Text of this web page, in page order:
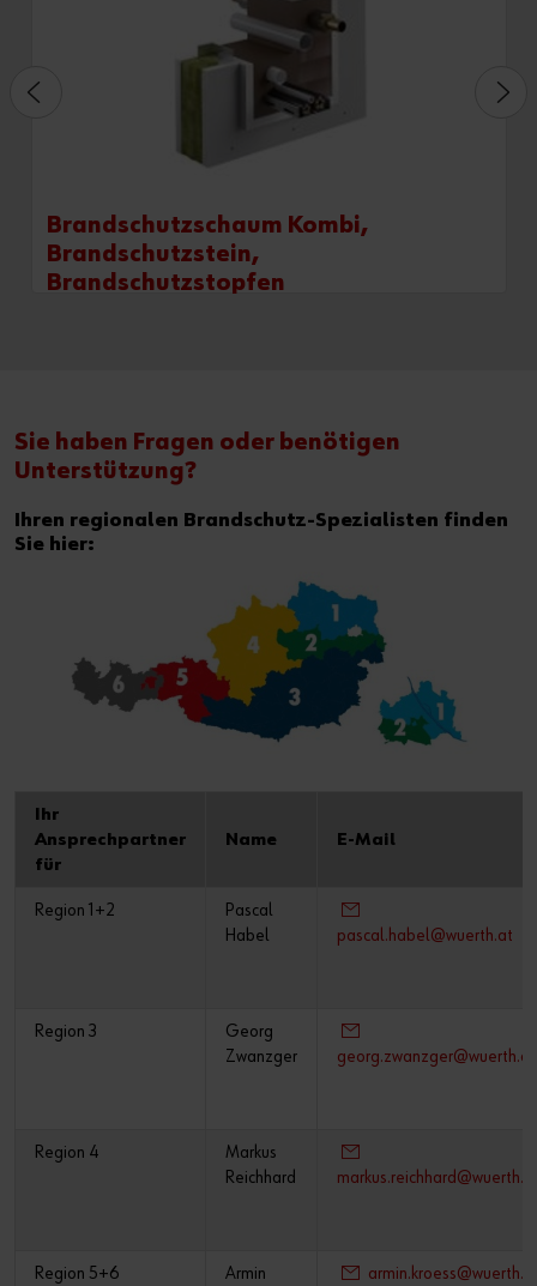
Brandschutzschaum Kombi,
Brandschutzstein,
Brandschutzstopfen
Sie haben Fragen oder benötigen
Unterstützung?
Ihren regionalen Brandschutz-Spezialisten finden
Sie hier:
Ihr
Ansprechpartner
für
Name E-Mail
Region 1+2
Pascal
Habel
pascal.habel@wuerth.at
Region 3
Georg
Zwanzger
georg.zwanzger@wuerth.at
Region 4
Markus
Reichhard
Region 5+6
Armin